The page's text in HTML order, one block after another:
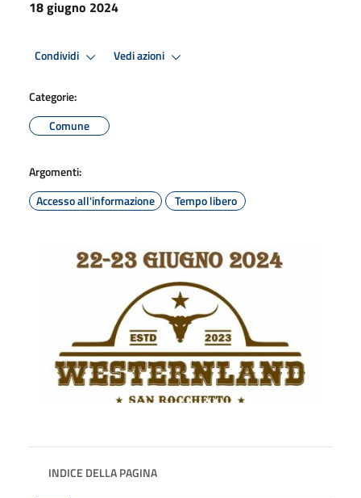
18 giugno 2024
Condividi Vedi azioni
Categorie:
Comune
Argomenti:
Accesso all'informazione
Tempo libero
INDICE DELLA PAGINA